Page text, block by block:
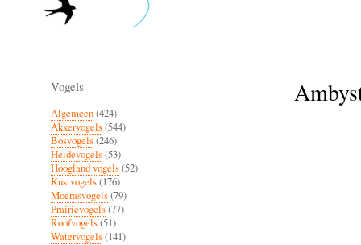
Vogels
Algemeen(424)
Akkervogels(544)
Bosvogels(246)
Heidevogels(53)
Hoogland vogels(52)
Kustvogels(176)
Moerasvogels(79)
Prairievogels(77)
Roofvogels(51)
Watervogels(141)